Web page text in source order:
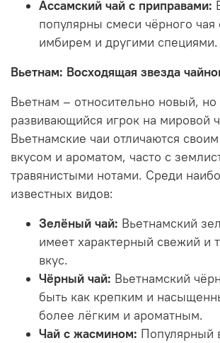
Ассамский чай с приправами:
популярны смеси чёрного
имбирем и другими специями.
Вьетнам: Восходящая звезда
Вьетнам – относительно новый,
развивающийся игрок на мировой
Вьетнамские чаи отличаются
вкусом и ароматом, часто с
травянистыми нотами. Среди
известных видов:
Зелёный чай: Вьетнамский
имеет характерный свежий и
вкус.
Чёрный чай: Вьетнамский
быть как крепким и
более лёгким и ароматным.
Чай с жасмином: Популярный